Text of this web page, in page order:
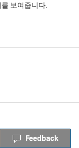
보여줍니다.
Feedback